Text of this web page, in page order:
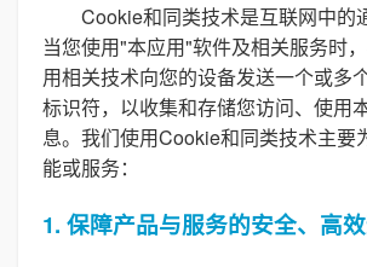
Cookie和同类技术是互联网中的
当您使用"本应用"软件及相关服务时
用相关技术向您的设备发送一个或多
标识符，以收集和存储您访问、使用
息。我们使用Cookie和同类技术主要
能或服务：
1. 保障产品与服务的安全、高